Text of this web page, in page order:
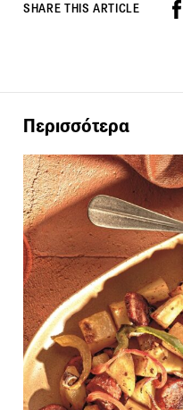
SHARE THIS ARTICLE
Περισσότερα